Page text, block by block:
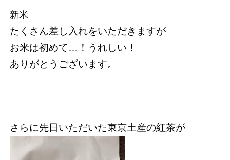
新米
たくさん差し入れをいただきますが
お米は初めて…！うれしい！
ありがとうございます。
さらに先日いただいた東京土産の紅茶が